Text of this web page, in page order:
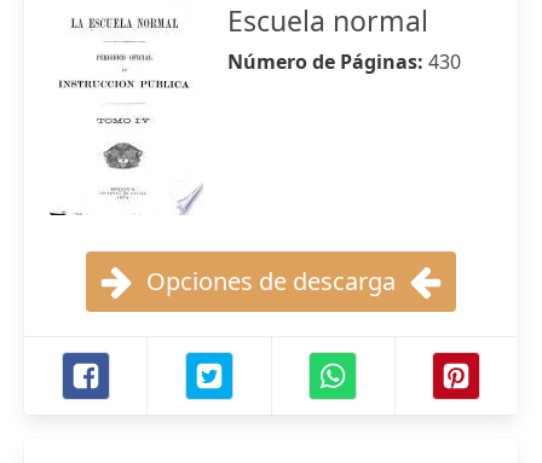
Escuela normal
Número de Páginas: 430
Opciones de descarga